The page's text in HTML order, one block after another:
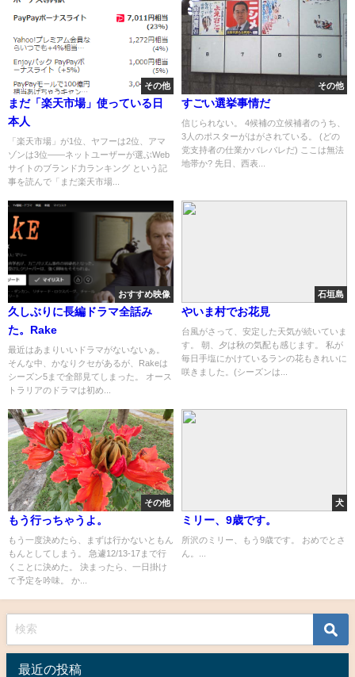
その他
まだ「楽天市場」使っている日
本人
「楽天市場」が1位、ヤフーは2位、アマ
ゾンは3位――ネットユーザーが選ぶWeb
サイトのブランド力ランキング という記
事を読んで「まだ楽天市場...
その他
すごい選挙事情だ
信じられない。 4候補の立候補者のうち、
3人のポスターがはがされている。 (どの
党支持者の仕業かバレバレだ) ここは無法
地帯か? 先日、西表...
おすすめ映像
久しぶりに長編ドラマ全話み
た。Rake
最近はあまりいいドラマがないないぁ。
そんな中、かなりクセがあるが、Rakeは
シーズン5まで全部見てしまった。 オース
トラリアのドラマは初め...
石垣島
やいま村でお花見
台風がさって、安定した天気が続いていま
す。 朝、夕は秋の気配も感じます。 私が
毎日手塩にかけているランの花もきれいに
咲きました。(シーズンは...
その他
もう行っちゃうよ。
もう一度決めたら、まずは行かないともん
もんとしてしまう。 急遽12/13-17まで行
くことに決めた。 決まったら、一日掛け
て予定を吟味。 か...
犬
ミリー、9歳です。
所沢のミリー、もう9歳です。 おめでとさ
ん。...
最近の投稿